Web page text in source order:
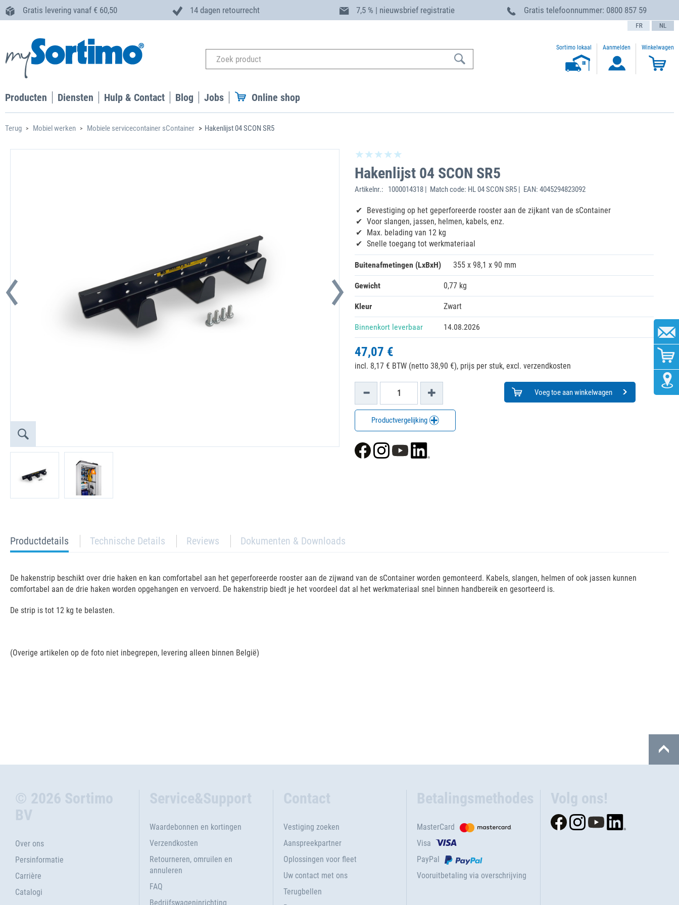
Gratis levering vanaf € 60,50 14 dagen retourrecht 7,5 % | nieuwsbrief registratie Gratis telefoonnummer: 0800 857 59
text.language
Sortimo lokaal Aanmelden Winkelwagen
Producten Diensten Hulp & Contact Blog Jobs Online shop
Terug Mobiel werken Mobiele servicecontainer sContainer Hakenlijst 04 SCON SR5
Hakenlijst 04 SCON SR5
Artikelnr.: 1000014318 | Match code: HL 04 SCON SR5 | EAN: 4045294823092
Bevestiging op het geperforeerde rooster aan de zijkant van de sContainer
Voor slangen, jassen, helmen, kabels, enz.
Max. belading van 12 kg
Snelle toegang tot werkmateriaal
Buitenafmetingen (LxBxH) 355 x 98,1 x 90 mm
Gewicht 0,77 kg
Kleur Zwart
Binnenkort leverbaar 14.08.2026
47,07 €
incl. 8,17 € BTW (netto 38,90 €), prijs per stuk, excl. verzendkosten
Voeg toe aan winkelwagen
Productvergelijking
current
tab:
Productdetails Technische Details Reviews Dokumenten & Downloads
De hakenstrip beschikt over drie haken en kan comfortabel aan het geperforeerde rooster aan de zijwand van de sContainer worden gemonteerd. Kabels, slangen, helmen of ook jassen kunnen
comfortabel aan de drie haken worden opgehangen en vervoerd. De hakenstrip biedt je het voordeel dat al het werkmateriaal snel binnen handbereik en gesorteerd is.
De strip is tot 12 kg te belasten.
(Overige artikelen op de foto niet inbegrepen, levering alleen binnen België)
© 2026 Sortimo
BV
Over ons
Persinformatie
Carrière
Catalogi
Service&Support
Waardebonnen en kortingen
Verzendkosten
Retourneren, omruilen en
annuleren
FAQ
Bedrijfswageninrichting
Contact
Vestiging zoeken
Aanspreekpartner
Oplossingen voor fleet
Uw contact met ons
Terugbellen
Betalingsmethodes
MasterCard
Visa
PayPal
Vooruitbetaling via overschrijving
Volg ons!